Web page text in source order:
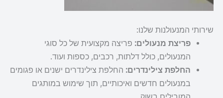
שירותי המנעולנות שלנו:
פריצת מנעולים: פריצה מקצועית של כל סוגי
המנעולים, כולל דלתות, רכבים, כספות ועוד.
החלפת צילינדרים: החלפת צילינדרים ישנים או פגומים
במנעולים חדשים ואיכותיים, תוך שימוש במותגים